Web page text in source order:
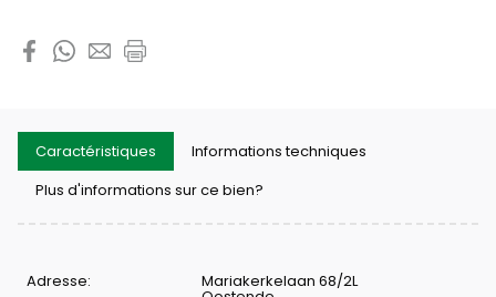
Partager cette propriété
Caractéristiques
Informations techniques
Plus d'informations sur ce bien?
Caractéristiques
Adresse: Mariakerkelaan 68/2L